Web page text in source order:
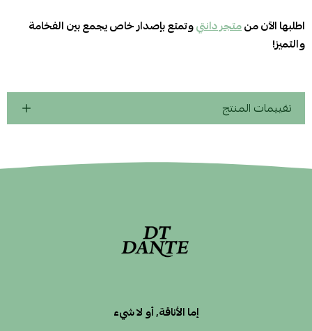
اطلبها الآن منمتجر دانتيوتمتع بإصدار خاص يجمع بين الفخامة
والتميز!
تقييمات المنتج
إما الأناقة, أو لا شيء